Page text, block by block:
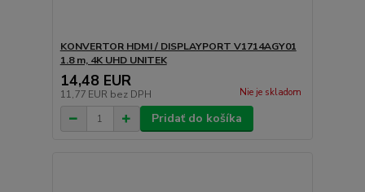
KONVERTOR HDMI / DISPLAYPORT V1714AGY01
1.8 m, 4K UHD UNITEK
14,48 EUR
11,77 EUR bez DPH Nie je skladom
Pridať do košíka